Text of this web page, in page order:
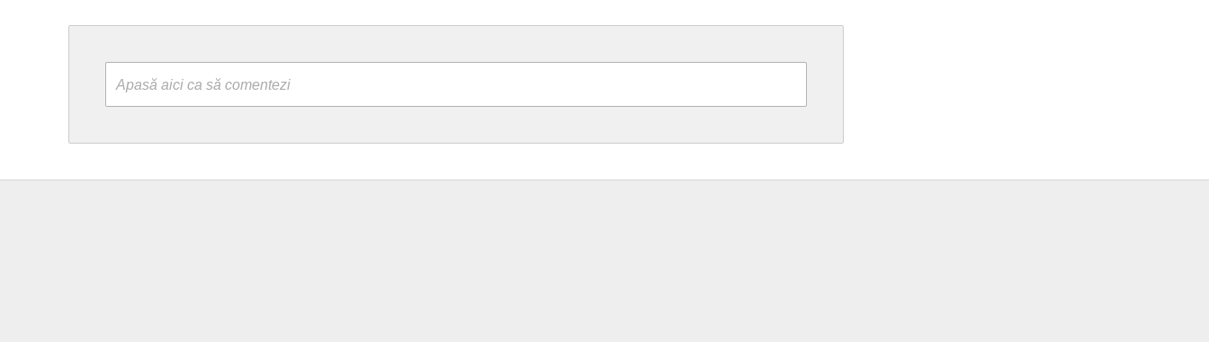
Apasă aici ca să comentezi